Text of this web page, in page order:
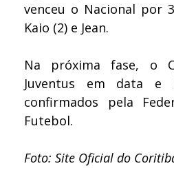
venceu o Nacional por
Kaio (2) e Jean.
Na próxima fase, o
Juventus em data e
confirmados pela
Futebol.
Foto: Site Oficial do